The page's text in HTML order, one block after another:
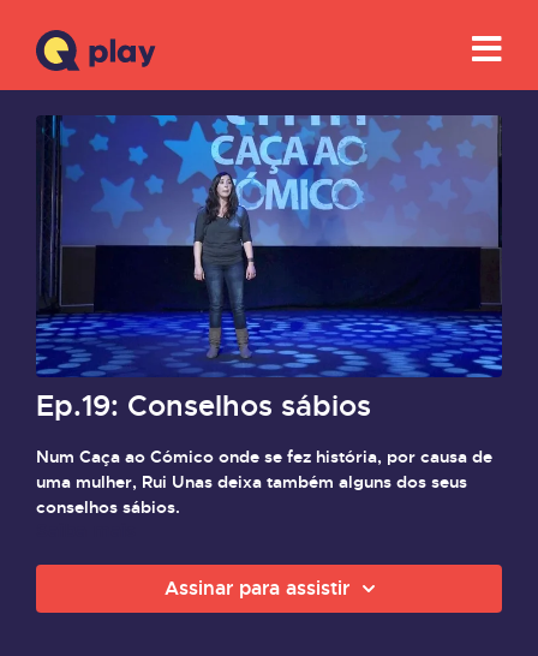
Ep.19: Conselhos sábios
Num Caça ao Cómico onde se fez história, por causa de
uma mulher, Rui Unas deixa também alguns dos seus
conselhos sábios.
Assinar para assistir